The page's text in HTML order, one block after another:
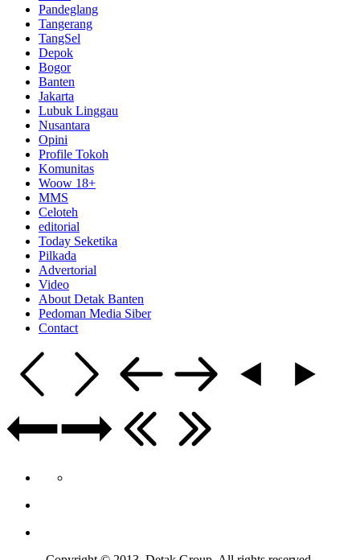
Pandeglang
Tangerang
TangSel
Depok
Bogor
Banten
Jakarta
Lubuk Linggau
Nusantara
Opini
Profile Tokoh
Komunitas
Woow 18+
MMS
Celoteh
editorial
Today Seketika
Pilkada
Advertorial
Video
About Detak Banten
Pedoman Media Siber
Contact